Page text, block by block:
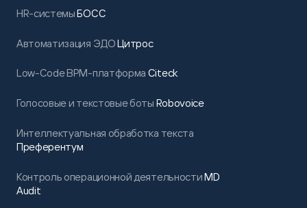
HR-системыБОСС
Автоматизация ЭДОЦитрос
Low-Code BPM-платформа Citeck
Голосовые и текстовые боты Robovoice
Интеллектуальная обработка текста
Преферентум
Контроль операционной деятельностиMD
Audit